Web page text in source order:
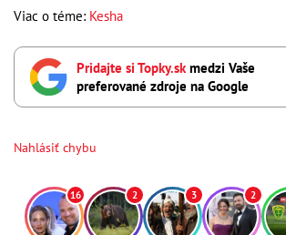
Viac o téme: Kesha
Pridajte si Topky.sk medzi Vaše
preferované zdroje na Google
Nahlásiť chybu
16 2 3 2